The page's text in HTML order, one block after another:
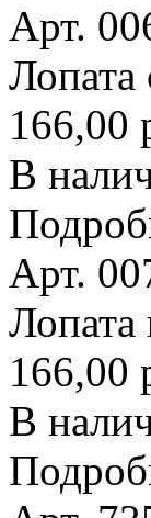
Арт.
Лопата
166,00
В
Арт.
Лопата
166,00
В